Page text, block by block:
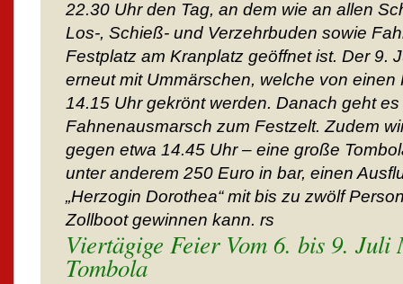
22.30 Uhr den Tag, an dem wie an allen
Los-, Schieß- und Verzehrbuden sowie
Festplatz am Kranplatz geöffnet ist. Der 9.
erneut mit Ummärschen, welche von
14.15 Uhr gekrönt werden. Danach geht
Fahnenausmarsch zum Festzelt. Zudem
gegen etwa 14.45 Uhr – eine große
unter anderem 250 Euro in bar, einen
„Herzogin Dorothea“ mit bis zu zwölf
Zollboot gewinnen kann. rs
Viertägige Feier Vom 6. bis 9. Juli
Tombola